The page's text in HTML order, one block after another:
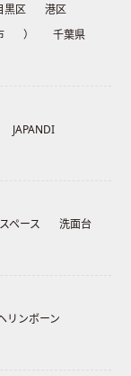
黒区
港区
）
千葉県
JAPANDI
ペース
洗面台
リンボーン